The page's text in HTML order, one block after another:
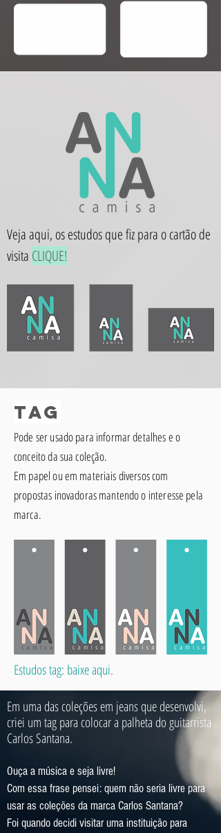
Veja aqui, os estudos que fiz para o cartão de
visita CLIQUE!
Tag
Pode ser usado para informar detalhes e o
conceito da sua coleção.
Em papel ou em materiais diversos com
propostas inovadoras mantendo o interesse pela
marca.
Estudos tag: baixe aqui.
Em uma das coleções em jeans que desenvolvi,
criei um tag para colocar a palheta do guitarrista
Carlos Santana.
Ouça a música e seja livre!
Com essa frase pensei: quem não seria livre para
usar as coleções da marca Carlos Santana?
Foi quando decidi visitar uma instituição para